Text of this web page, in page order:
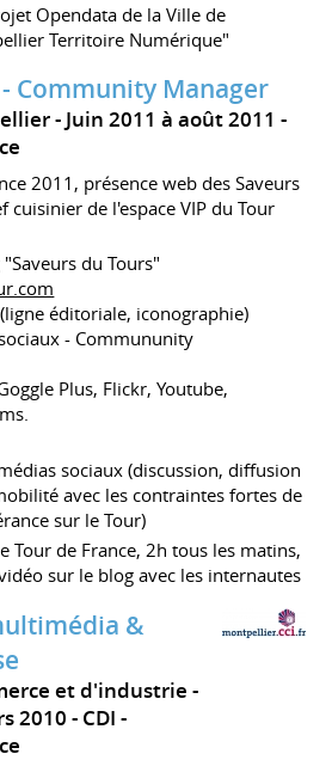
Opendata de la Ville de
Territoire Numérique"
Community Manager
Juin 2011 à août 2011
2011, présence web des Saveurs
cuisinier de l'espace VIP du Tour
du Tours"
éditoriale, iconographie)
- Commununity
Plus, Flickr, Youtube,
sociaux (discussion, diffusion
avec les contraintes fortes de
sur le Tour)
Tour de France, 2h tous les matins,
sur le blog avec les internautes
&
et d'industrie
2010 CDI